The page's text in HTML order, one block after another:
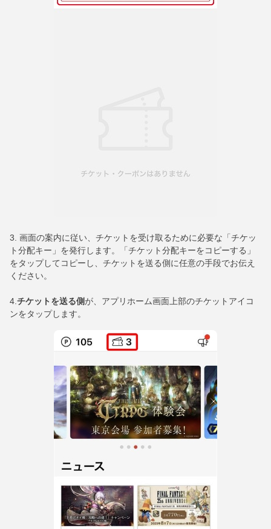
3. 画面の案内に従い、チケットを受け取るために必要な「チケッ
ト分配キー」を発行します。「チケット分配キーをコピーする」
をタップしてコピーし、チケットを送る側に任意の手段でお伝え
ください。
4. チケットを送る側が、アプリホーム画面上部のチケットアイコ
ンをタップします。